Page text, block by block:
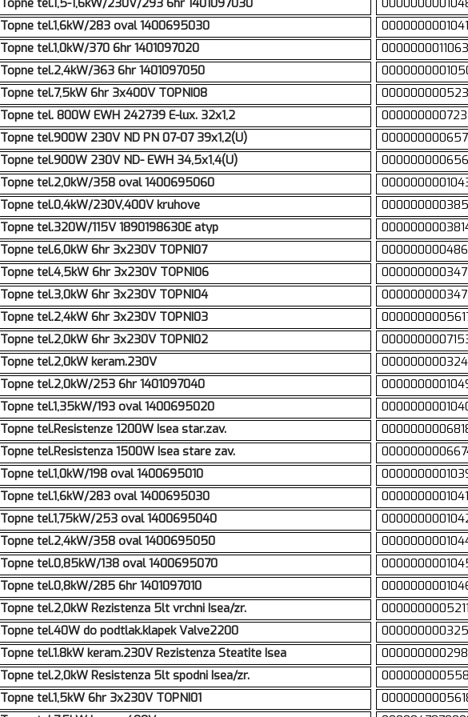
Topne tel.1,5-1,6kW/230V/293 6hr 1401097030
Topne tel.1,6kW/283 oval 1400695030
Topne tel.1,0kW/370 6hr 1401097020
Topne tel.2,4kW/363 6hr 1401097050
Topne tel.7,5kW 6hr 3x400V TOPNI08
Topne tel. 800W EWH 242739 E-lux. 32x1,2
Topne tel.900W 230V ND PN 07-07 39x1,2(U)
Topne tel.900W 230V ND- EWH 34,5x1,4(U)
Topne tel.2,0kW/358 oval 1400695060
Topne tel.0,4kW/230V,400V kruhove
Topne tel.320W/115V 1890198630E atyp
Topne tel.6,0kW 6hr 3x230V TOPNI07
Topne tel.4,5kW 6hr 3x230V TOPNI06
Topne tel.3,0kW 6hr 3x230V TOPNI04
Topne tel.2,4kW 6hr 3x230V TOPNI03
Topne tel.2,0kW 6hr 3x230V TOPNI02
Topne tel.2,0kW keram.230V
Topne tel.2,0kW/253 6hr 1401097040
Topne tel.1,35kW/193 oval 1400695020
Topne tel.Resistenze 1200W Isea star.zav.
Topne tel.Resistenza 1500W Isea stare zav.
Topne tel.1,0kW/198 oval 1400695010
Topne tel.1,6kW/283 oval 1400695030
Topne tel.1,75kW/253 oval 1400695040
Topne tel.2,4kW/358 oval 1400695050
Topne tel.0,85kW/138 oval 1400695070
Topne tel.0,8kW/285 6hr 1401097010
Topne tel.2,0kW Rezistenza 5lt vrchni Isea/zr.
Topne tel.40W do podtlak.klapek Valve2200
Topne tel.1.8kW keram.230V Rezistenza Steatite Isea
Topne tel.2,0kW Resistenza 5lt spodni Isea/zr.
Topne tel.1,5kW 6hr 3x230V TOPNI01